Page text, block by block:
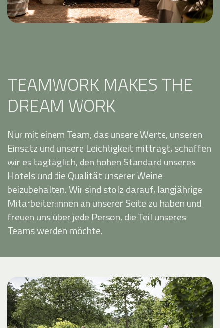
TEAMWORK MAKES THE
DREAM WORK
Nur mit einem Team, das unsere Werte, unseren
Einsatz und unsere Leichtigkeit mitträgt, schaffen
wir es tagtäglich, den hohen Standard unseres
Hotels und die Qualität unserer Weine
beizubehalten. Wir sind stolz darauf, langjährige
Mitarbeiter:innen an unserer Seite zu haben und
freuen uns über jede Person, die Teil unseres
Teams werden möchte.